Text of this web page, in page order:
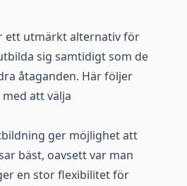
ett utmärkt alternativ för
sig samtidigt som de
åtaganden. Här följer
att välja
ger möjlighet att
bäst, oavsett var man
en stor flexibilitet för